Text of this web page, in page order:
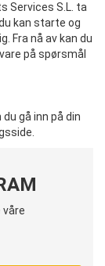
Services S.L. ta
kan starte og
Fra nå av kan du
på spørsmål
gå inn på din
våre